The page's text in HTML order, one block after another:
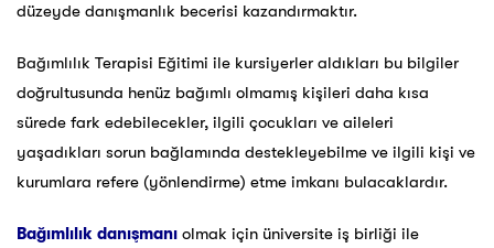
düzeyde danışmanlık becerisi kazandırmaktır.
Bağımlılık Terapisi Eğitimi ile kursiyerler aldıkları bu bilgiler
doğrultusunda henüz bağımlı olmamış kişileri daha kısa
sürede fark edebilecekler, ilgili çocukları ve aileleri
yaşadıkları sorun bağlamında destekleyebilme ve ilgili kişi ve
kurumlara refere (yönlendirme) etme imkanı bulacaklardır.
Bağımlılık danışmanı olmak için üniversite iş birliği ile